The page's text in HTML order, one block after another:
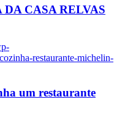
CASA RELVAS
restaurante-michelin-
um restaurante